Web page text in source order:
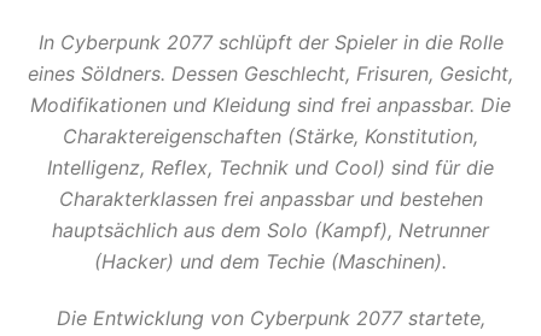
In Cyberpunk 2077 schlüpft der Spieler in die Rolle
eines Söldners. Dessen Geschlecht, Frisuren, Gesicht,
Modifikationen und Kleidung sind frei anpassbar. Die
Charaktereigenschaften (Stärke, Konstitution,
Intelligenz, Reflex, Technik und Cool) sind für die
Charakterklassen frei anpassbar und bestehen
hauptsächlich aus dem Solo (Kampf), Netrunner
(Hacker) und dem Techie (Maschinen).
Die Entwicklung von Cyberpunk 2077 startete,